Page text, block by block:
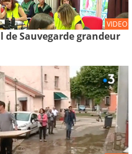
VIDEO
de Sauvegarde grandeur